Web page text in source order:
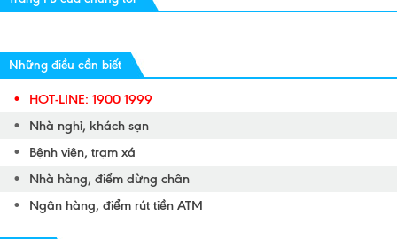
Những điều cần biết
HOT-LINE: 1900 1999
Nhà nghỉ, khách sạn
Bệnh viện, trạm xá
Nhà hàng, điểm dừng chân
Ngân hàng, điểm rút tiền ATM